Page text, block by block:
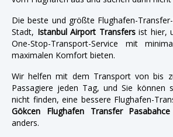
Die beste und größte Flughafen-
Stadt, Istanbul Airport Transfersist hier,
One-Stop-Transport-Service mit
maximalen Komfort bieten.
Wir helfen mit dem Transport von bis
Passagiere jeden Tag, und Sie können
nicht finden, eine bessere Flughafen-
Gökcen Flughafen Transfer
anders.